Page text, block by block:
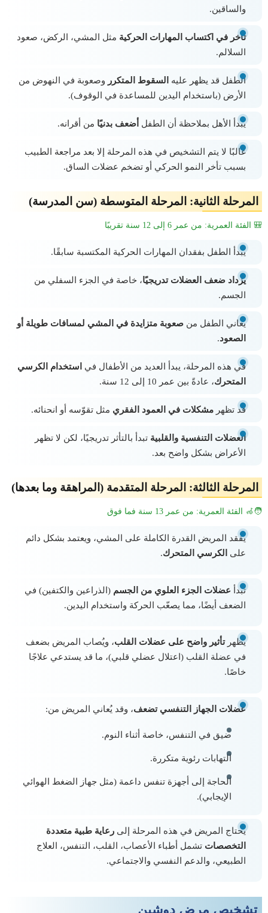
والساقين.
تأخر في اكتساب المهارات الحركية مثل المشي، الركض، صعود
السلالم.
الطفل قد يظهر عليه السقوط المتكرر وصعوبة في النهوض من
الأرض (باستخدام اليدين للمساعدة في الوقوف).
يبدأ الأهل بملاحظة أن الطفل أضعف بدنيًا من أقرانه.
غالبًا لا يتم التشخيص في هذه المرحلة إلا بعد مراجعة الطبيب
بسبب تأخر النمو الحركي أو تضخم عضلات الساق.
المرحلة الثانية: المرحلة المتوسطة (سن المدرسة)
🎒 الفئة العمرية: من عمر 6 إلى 12 سنة تقريبًا
يبدأ الطفل بفقدان المهارات الحركية المكتسبة سابقًا.
يزداد ضعف العضلات تدريجيًا، خاصة في الجزء السفلي من
الجسم.
يعاني الطفل من صعوبة متزايدة في المشي لمسافات طويلة أو
الصعود.
في هذه المرحلة، يبدأ العديد من الأطفال في
استخدام الكرسي
المتحرك، عادةً بين عمر 10 إلى 12 سنة.
قد تظهر مشكلات في العمود الفقري مثل تقوّسه أو انحنائه.
العضلات التنفسية والقلبية تبدأ بالتأثر تدريجيًا، لكن لا تظهر
الأعراض بشكل واضح بعد.
المرحلة الثالثة: المرحلة المتقدمة (المراهقة وما بعدها)
🧑‍🦽 الفئة العمرية: من عمر 13 سنة فما فوق
يفقد المريض القدرة الكاملة على المشي، ويعتمد بشكل دائم
على
الكرسي المتحرك.
تبدأ عضلات الجزء العلوي من الجسم (الذراعين والكتفين) في
الضعف أيضًا، مما يصعّب الحركة واستخدام اليدين.
يظهرتأثير واضح على عضلات القلب، ويُصاب المريض بضعف
في عضلة القلب (اعتلال عضلي قلبي)، ما قد يستدعي علاجًا
خاصًا.
عضلات الجهاز التنفسي تضعف، وقد يُعاني المريض من:
ضيق في التنفس، خاصة أثناء النوم.
التهابات رئوية متكررة.
الحاجة إلى أجهزة تنفس داعمة (مثل جهاز الضغط الهوائي
الإيجابي).
يحتاج المريض في هذه المرحلة إلى رعاية طبية متعددة
التخصصات تشمل أطباء الأعصاب، القلب، التنفس، العلاج
الطبيعي، والدعم النفسي والاجتماعي.
تشخيص مرض دوشين